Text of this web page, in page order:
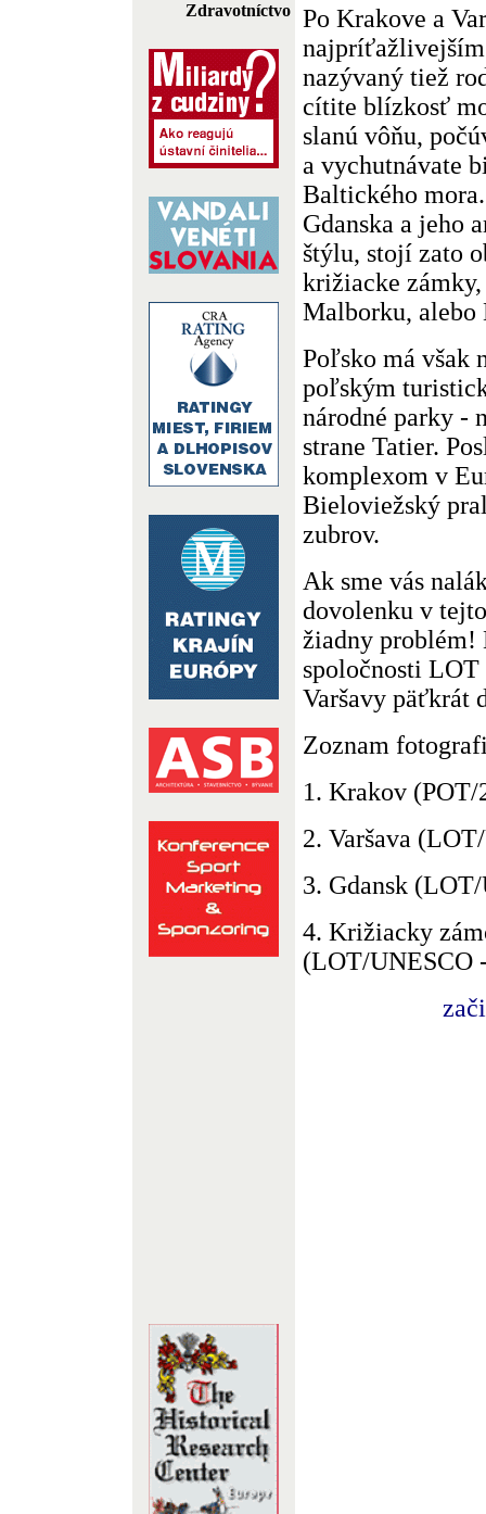
Zdravotníctvo
Po Krakove a
najpríťažlivejším
nazývaný tiež
cítite blízkosť
slanú vôňu,
a vychutnávate
Baltického
Gdanska a jeho
štýlu, stojí zato
križiacke
Malborku, alebo
Poľsko má však
poľským
národné parky -
strane Tatier.
komplexom v
Bieloviežský
zubrov.
Ak sme vás
dovolenku v
žiadny
spoločnosti
Varšavy päťkrát
Zoznam
1. Krakov
2. Varšava
3. Gdansk
4. Križiacky
(LOT/UNESCO